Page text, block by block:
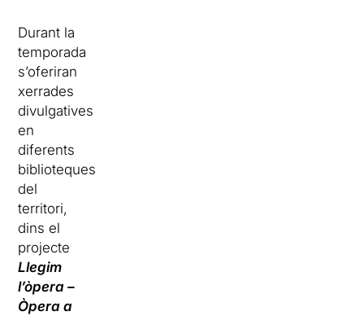
Durant la
temporada
s’oferiran
xerrades
divulgatives
en
diferents
biblioteques
del
territori,
dins el
projecte
Llegim
l’òpera –
Òpera a